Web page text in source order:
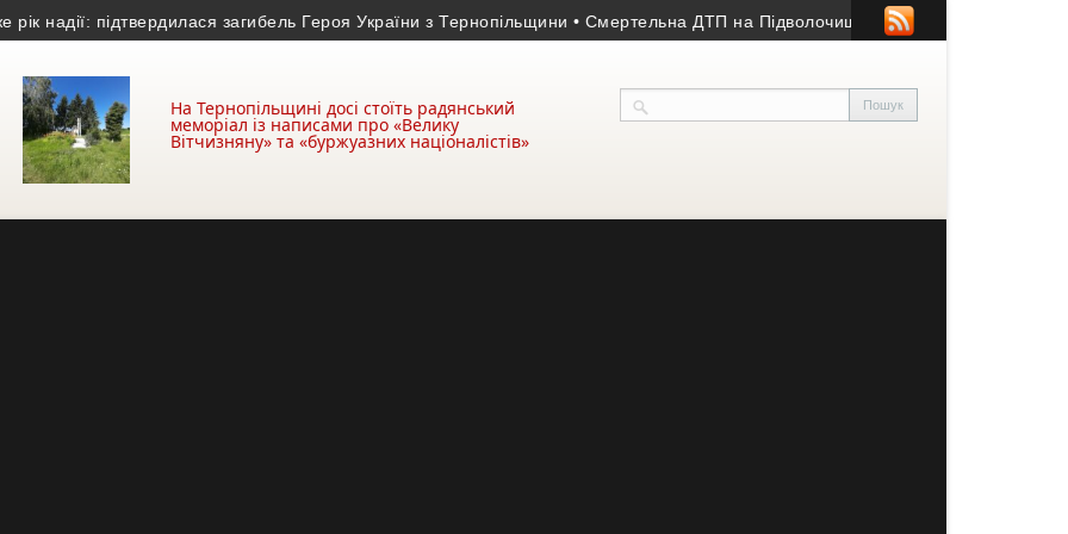
підтвердилася загибель Героя України з Тернопільщини • Смертельна ДТП на Підволочищині: загинула жінка, двоє
На Тернопільщині досі стоїть радянський
меморіал із написами про «Велику
Вітчизняну» та «буржуазних націоналістів»